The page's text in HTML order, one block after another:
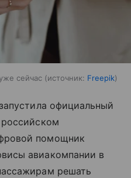
сейчас источник: Freepik
официальный
российском
помощник
авиакомпании в
решать